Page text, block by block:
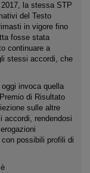
la stessa STP
del Testo
in vigore fino
fosse stata
continuare a
stessi accordi, che
invoca quella
di Risultato
sulle altre
accordi, rendendosi
possibili profili di